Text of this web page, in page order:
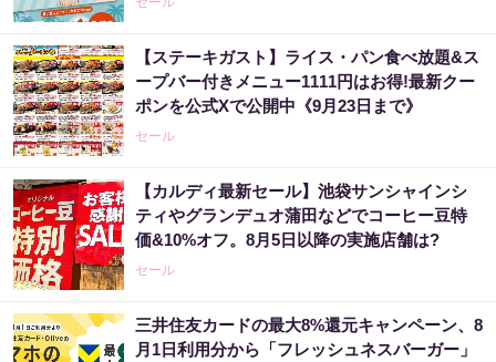
【ステーキガスト】ライス・パン食べ放題&ス
ープバー付きメニュー1111円はお得!最新クー
ポンを公式Xで公開中《9月23日まで》
セール
【カルディ最新セール】池袋サンシャインシ
ティやグランデュオ蒲田などでコーヒー豆特
価&10%オフ。8月5日以降の実施店舗は?
セール
三井住友カードの最大8%還元キャンペーン、8
月1日利用分から「フレッシュネスバーガー」